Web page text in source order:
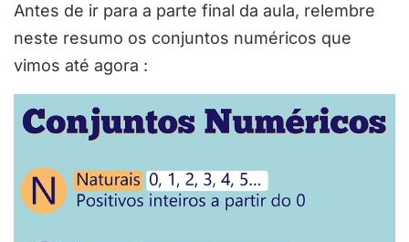
Antes de ir para a parte final da aula, relembre
neste resumo os conjuntos numéricos que
vimos até agora :